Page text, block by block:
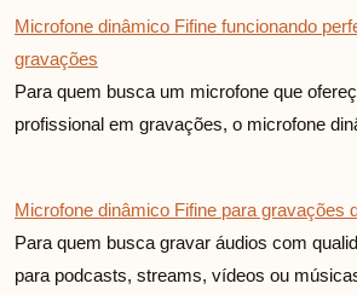
Microfone dinâmico Fifine funcionando
gravações
Para quem busca um microfone que
profissional em gravações, o microfone
Microfone dinâmico Fifine para gravações
Para quem busca gravar áudios com
para podcasts, streams, vídeos ou